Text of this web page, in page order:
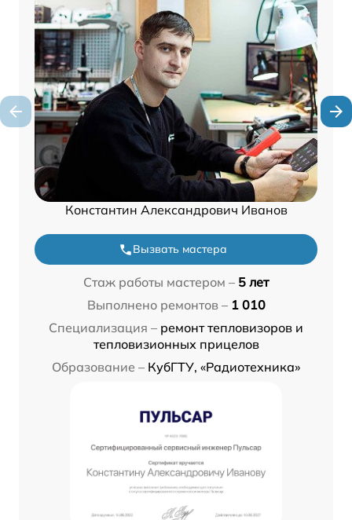
Константин Александрович Иванов
Вызвать мастера
Стаж работы мастером – 5 лет
Выполнено ремонтов – 1 010
Специализация – ремонт тепловизоров и
тепловизионных прицелов
Образование – КубГТУ, «Радиотехника»